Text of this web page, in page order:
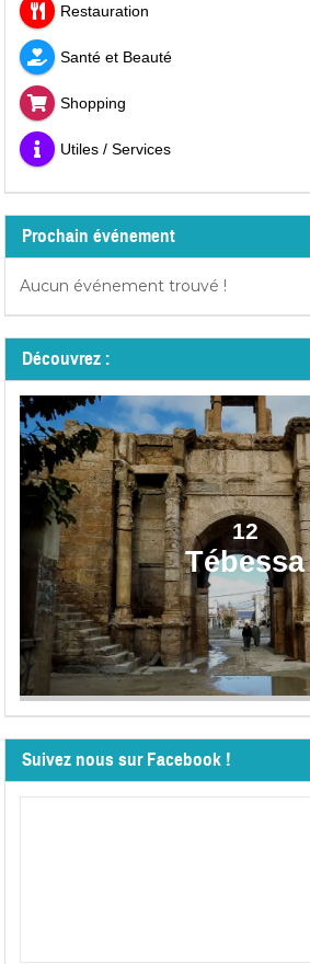
Restauration
Santé et Beauté
Shopping
Utiles / Services
Prochain événement
Aucun événement trouvé !
Découvrez :
12
Tébessa
Suivez nous sur Facebook !